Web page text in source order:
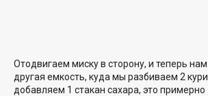
Отодвигаем миску в сторону, и теперь
другая емкость, куда мы разбиваем 2
добавляем 1 стакан сахара, это